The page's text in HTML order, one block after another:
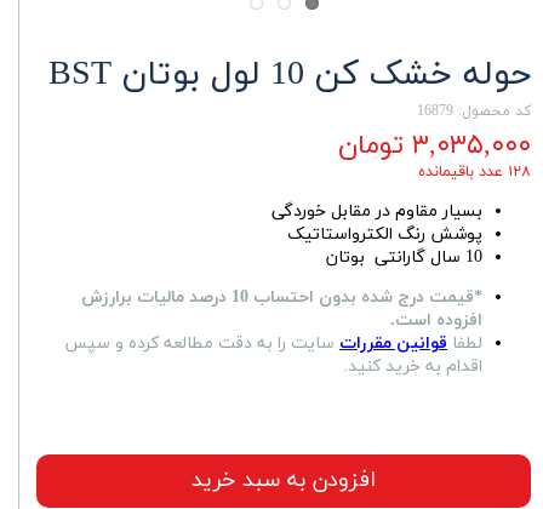
حوله خشک کن 10 لول بوتان BST
کد محصول: 16879
۳,۰۳۵,۰۰۰ تومان
۱۲۸ عدد باقیمانده
بسیار مقاوم در مقابل خوردگی
پوشش رنگ الکترواستاتیک
10 سال گارانتی بوتان
*قیمت درج شده بدون احتساب 10 درصد مالیات برارزش
افزوده است.
لطفا قوانین مقررات سایت را به دقت مطالعه کرده و سپس
اقدام به خرید کنید.
افزودن به سبد خرید